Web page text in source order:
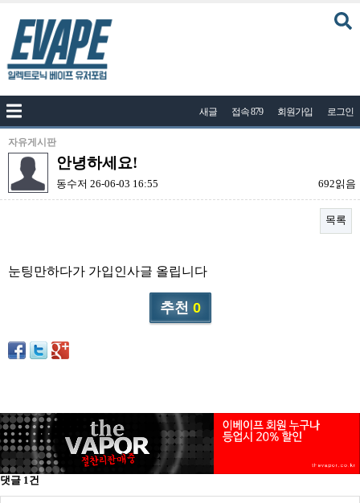
공지사항
나눔이벤트
자유게시판
질문답변
액상
리뷰게시판
레시피계산기
툴즈킷
업체
업체게시판
새글 접속 879 회원가입 로그인
자유게시판
안녕하세요!
동수저 26-06-03 16:55 692읽음
목록
눈팅만하다가 가입인사글 올립니다
추천 0
댓글 1건